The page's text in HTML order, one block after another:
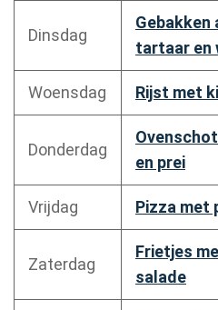
Dinsdag
Gebakken
tartaar en
Woensdag Rijst met
Donderdag
en prei
Vrijdag Pizza met
Zaterdag
Frietjes
salade